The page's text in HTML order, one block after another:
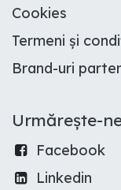
Cookies
Termeni și
Brand-uri
Urmărește-
Facebook
Linkedin